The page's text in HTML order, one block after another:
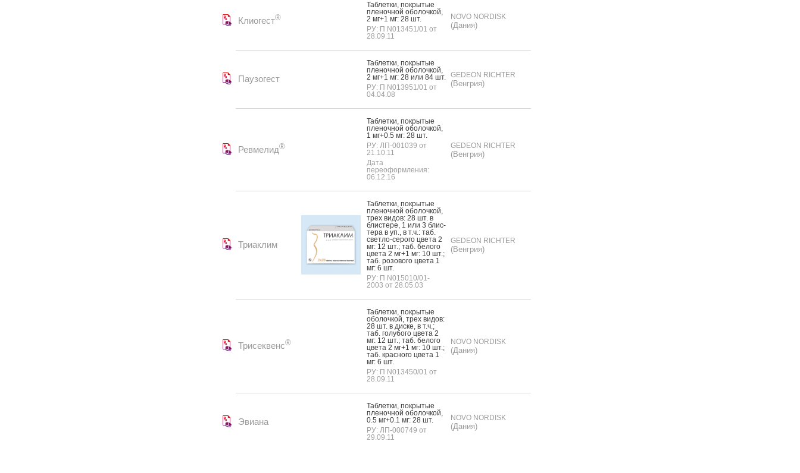
Клиогест®
Таб­летки, пок­ры­тые
пле­ноч­ной обо­лоч­кой,
2 мг+1 мг: 28 шт.
РУ: П N013451/01 от
28.09.11
NOVO NORDISK
(Дания)
Паузогест
Таб­летки, пок­ры­тые
пле­ноч­ной обо­лоч­кой,
2 мг+1 мг: 28 или 84 шт.
РУ: П N013951/01 от
04.04.08
GEDEON RICHTER
(Венгрия)
Ревмелид®
Таб­летки, пок­ры­тые
пле­ноч­ной обо­лоч­кой,
1 мг+0.5 мг: 28 шт.
РУ: ЛП-001039 от
21.10.11
Дата
переоформления:
06.12.16
GEDEON RICHTER
(Венгрия)
Триаклим
Таб­летки, пок­ры­тые
пле­ноч­ной обо­лоч­кой,
трех ви­дов: 28 шт. в
блис­те­ре, 1 или 3 блис­
те­ра в уп., в т.ч.: таб.
свет­ло-се­рого цве­та 2
мг: 12 шт.; таб. бе­лого
цве­та 2 мг+1 мг: 10 шт.;
таб. ро­зово­го цве­та 1
мг: 6 шт.
РУ: П N015010/01-
2003 от 28.05.03
GEDEON RICHTER
(Венгрия)
Трисеквенс®
Таб­летки, пок­ры­тые
обо­лоч­кой, трех ви­дов:
28 шт. в дис­ке, в т.ч.;
таб. го­лубо­го цве­та 2
мг: 12 шт.; таб. бе­лого
цве­та 2 мг+1 мг: 10 шт.;
таб. крас­но­го цве­та 1
мг: 6 шт.
РУ: П N013450/01 от
28.09.11
NOVO NORDISK
(Дания)
Эвиана
Таб­летки, пок­ры­тые
пле­ноч­ной обо­лоч­кой,
0.5 мг+0.1 мг: 28 шт.
РУ: ЛП-000749 от
29.09.11
NOVO NORDISK
(Дания)